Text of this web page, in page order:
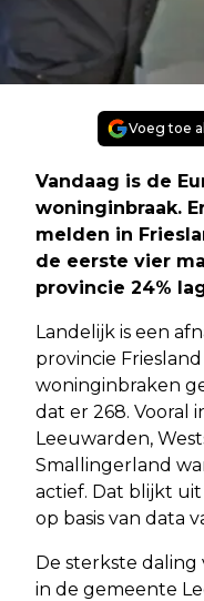
Voeg toe
Vandaag is de
woninginbraak.
melden in
de eerste vier
provincie 24%
Landelijk is een
provincie
woninginbraken
dat er 268. Vooral
Leeuwarden,
Smallingerland
actief. Dat blijkt
op basis van data
De sterkste daling
in de gemeente